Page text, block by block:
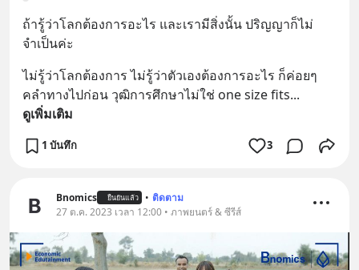
ถ้ารู้ว่าโลกต้องการอะไร และเรามีสิ่งนั้น ปริญญาก็ไม่
จำเป็นค่ะ
ไม่รู้ว่าโลกต้องการ ไม่รู้ว่าตัวเองต้องการอะไร ก็ค่อยๆ
คลำทางไปก่อน วุฒิการศึกษาไม่ใช่ one size fits...
ดูเพิ่มเติม
1 บันทึก 3
Bnomics ยืนยันแล้ว • ติดตาม
27 ต.ค. 2023 เวลา 12:00 • ภาพยนตร์ & ซีรีส์